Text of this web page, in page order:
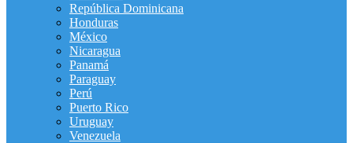
República Dominicana
Honduras
México
Nicaragua
Panamá
Paraguay
Perú
Puerto Rico
Uruguay
Venezuela